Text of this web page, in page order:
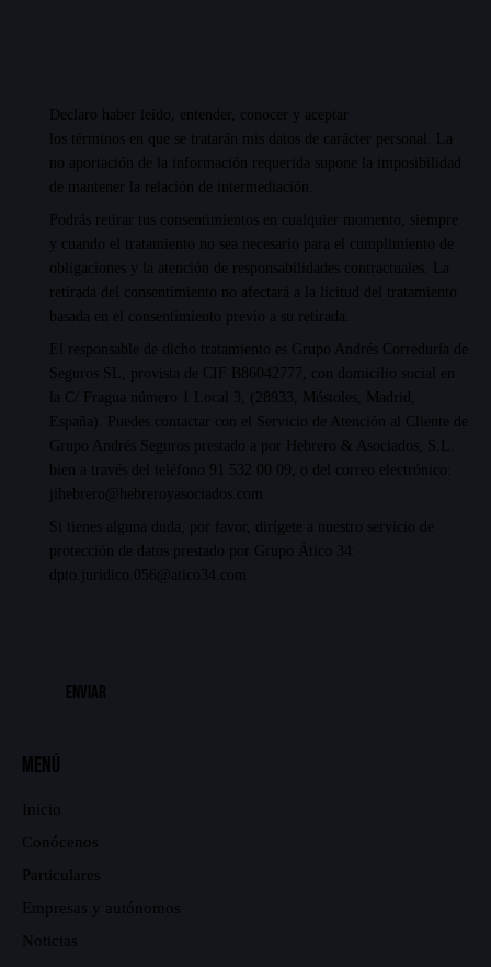
Declaro haber leído, entender, conocer y aceptar
los términos en que se tratarán mis datos de carácter personal
. La
no aportación de la información requerida supone la imposibilidad
de mantener la relación de intermediación.
Podrás retirar tus consentimientos en cualquier momento, siempre
y cuando el tratamiento no sea necesario para el cumplimiento de
obligaciones y la atención de responsabilidades contractuales. La
retirada del consentimiento no afectará a la licitud del tratamiento
basada en el consentimiento previo a su retirada.
El responsable de dicho tratamiento es Grupo Andrés Correduría de
Seguros SL, provista de CIF B86042777, con domicilio social en
la C/ Fragua número 1 Local 3, (28933, Móstoles, Madrid,
España). Puedes contactar con el Servicio de Atención al Cliente de
Grupo Andrés Seguros prestado a por Hebrero & Asociados, S.L.
bien a través del teléfono 91 532 00 09, o del correo electrónico:
jihebrero@hebreroyasociados.com
Si tienes alguna duda, por favor, dirígete a nuestro servicio de
protección de datos prestado por Grupo Ático 34:
dpto.juridico.056@atico34.com
Menú
Inicio
Conócenos
Particulares
Empresas y autónomos
Noticias